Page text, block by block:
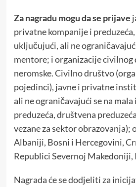
Za nagradu mogu da se prijave
privatne kompanije i
uključujući, ali ne
mentore; i organizacije civilnog
neromske. Civilno društvo
pojedinci), javne i privatne
ali ne ograničavajući se na mala
preduzeća, društvena
vezane za sektor obrazovanja);
Albaniji, Bosni i Hercegovini,
Republici Severnoj Makedoniji,
Nagrada će se dodjeliti za